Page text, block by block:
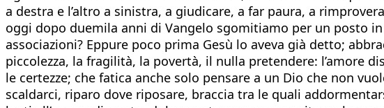
a destra e l’altro a sinistra, a giudicare, a far paura, a
oggi dopo duemila anni di Vangelo sgomitiamo per un posto
associazioni? Eppure poco prima Gesù lo aveva già detto;
piccolezza, la fragilità, la povertà, il nulla pretendere: l’amore
le certezze; che fatica anche solo pensare a un Dio che non
scaldarci, riparo dove riposare, braccia tra le quali